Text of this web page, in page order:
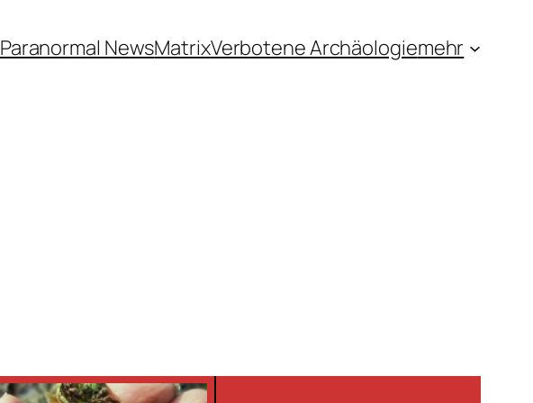
Paranormal NewsMatrixVerbotene Archäologiemehr